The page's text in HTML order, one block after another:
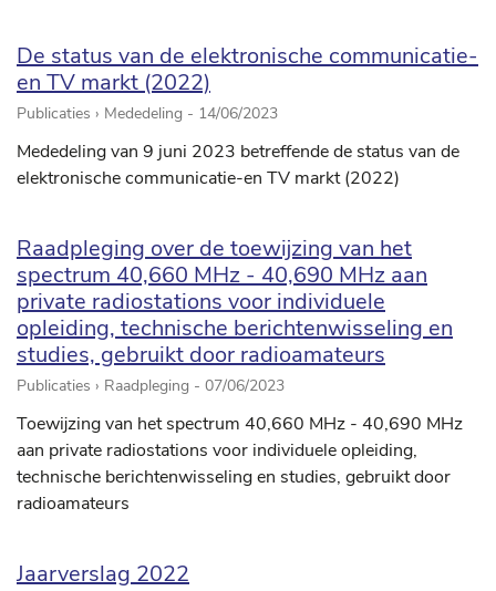
De status van de elektronische communicatie-
en TV markt (2022)
Publicaties › Mededeling - 14/06/2023
Mededeling van 9 juni 2023 betreffende de status van de
elektronische communicatie-en TV markt (2022)
Raadpleging over de toewijzing van het
spectrum 40,660 MHz - 40,690 MHz aan
private radiostations voor individuele
opleiding, technische berichtenwisseling en
studies, gebruikt door radioamateurs
Publicaties › Raadpleging - 07/06/2023
Toewijzing van het spectrum 40,660 MHz - 40,690 MHz
aan private radiostations voor individuele opleiding,
technische berichtenwisseling en studies, gebruikt door
radioamateurs
Jaarverslag 2022